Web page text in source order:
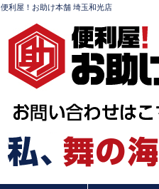
便利屋！お助け本舗 埼玉和光店